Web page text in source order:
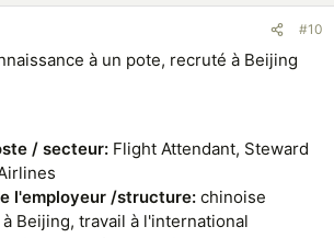
#10
à un pote, recruté à Beijing
/ secteur: Flight Attendant, Steward
l'employeur /structure: chinoise
Beijing, travail à l'international